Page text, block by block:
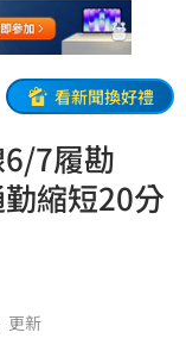
看新聞換好禮
7履勘
勤縮短20分
更新